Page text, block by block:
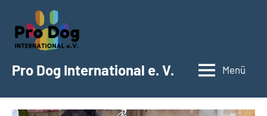
Inhalt
springen
Pro Dog International e. V. Menü